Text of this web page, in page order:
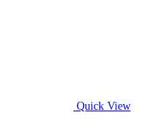
Quick View